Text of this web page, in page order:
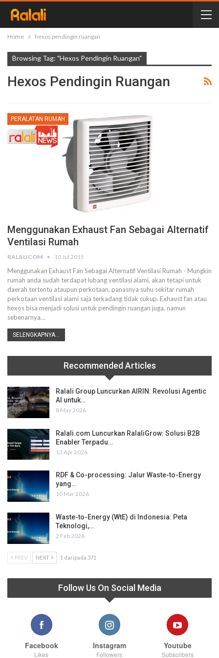
Home hexos pendingin ruangan
Browsing Tag: "hexos Pendingin Ruangan"
Hexos Pendingin Ruangan
PERALATAN RUMAH
Menggunakan Exhaust Fan Sebagai Alternatif
Ventilasi Rumah
RALALICOM 10 Jul 2015
Menggunakan Exhaust Fan Sebagai Alternatif Ventilasi Rumah - Mungkin
rumah anda sudah terdapat lubang ventilasi alami, akan tetapi untuk
daerah tertentu ataupun perkotaan, panasnya suhu sekitar rumah
perkotaan ventilasi alami saja terkadang tidak cukup. Exhaust fan atau
hexos bisa menjadi solusi untuk pendingin ruangan juga, namun
sebenarnya…
SELENGKAPNYA...
Recommended Articles
Ralali Group Luncurkan AIRIN: Revolusi Agentic
AI untuk…
8 May 2026
Ralali.com Luncurkan RalaliGrow: Solusi B2B
Enabler Terpadu…
13 Apr 2026
RDF & Co-processing: Jalur Waste-to-Energy
yang…
10 Mar 2026
Waste-to-Energy (WtE) di Indonesia: Peta
Teknologi,…
2 Feb 2026
PREV NEXT 1 daripada 371
Follow Us On Social Media
Facebook
Likes
Instagram
Followers
Youtube
Subscribers